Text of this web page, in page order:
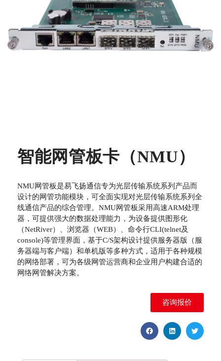
智能网管板卡（NMU）
NMU网管板是易飞扬通信专为光层传输系统系列产品而
设计的网管功能模块，可全面实现对光层传输系统系列全
线通信产品的综合管理。NMU网管板采用高速ARM处理
器，可提供强大的数据处理能力，为设备提供图形化
（NetRiver）、浏览器（WEB）、命令行CLI(telnet及
console)等管理界面，基于C/S架构设计提供服务器版（服
务器端与客户端）和单机版等多种方式，适用于各种规模
的网络部署，可为各级网管运营商和企业用户构建合适的
网络网管解决方案。
咨询报价